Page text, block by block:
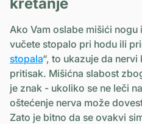
Ako Vam oslabe mišići
vučete stopalo pri hodu ili
stopala“, to ukazuje da
pritisak. Mišićna slabost
je znak - ukoliko se ne leči
oštećenje nerva može
Zato je bitno da se ovakvi